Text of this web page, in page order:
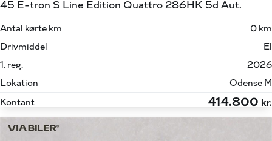
45 E-tron S Line Edition Quattro 286HK 5d Aut.
Antal kørte km
0 km
Drivmiddel
El
1. reg.
2026
Lokation
Odense M
Kontant
414.800 kr.